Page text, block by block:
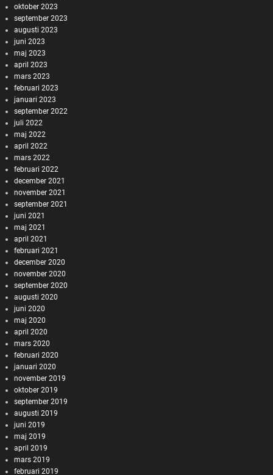
oktober 2023
september 2023
augusti 2023
juni 2023
maj 2023
april 2023
mars 2023
februari 2023
januari 2023
september 2022
juli 2022
maj 2022
april 2022
mars 2022
februari 2022
december 2021
november 2021
september 2021
juni 2021
maj 2021
april 2021
februari 2021
december 2020
november 2020
september 2020
augusti 2020
juni 2020
maj 2020
april 2020
mars 2020
februari 2020
januari 2020
november 2019
oktober 2019
september 2019
augusti 2019
juni 2019
maj 2019
april 2019
mars 2019
februari 2019